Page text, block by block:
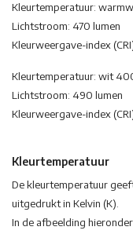
Kleurtemperatuur:
Lichtstroom: 470 lumen
Kleurweergave-index
Kleurtemperatuur: wit
Lichtstroom: 490 lumen
Kleurweergave-index
Kleurtemperatuur
De kleurtemperatuur
uitgedrukt in Kelvin (K).
In de afbeelding